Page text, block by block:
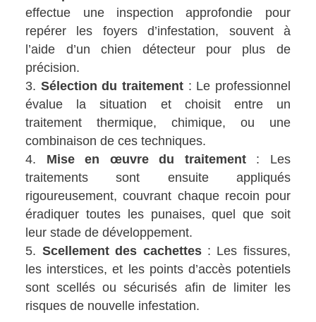
effectue une inspection approfondie pour
repérer les foyers d’infestation, souvent à
l’aide d’un chien détecteur pour plus de
précision.
Sélection du traitement : Le professionnel
évalue la situation et choisit entre un
traitement thermique, chimique, ou une
combinaison de ces techniques.
Mise en œuvre du traitement: Les
traitements sont ensuite appliqués
rigoureusement, couvrant chaque recoin pour
éradiquer toutes les punaises, quel que soit
leur stade de développement.
Scellement des cachettes: Les fissures,
les interstices, et les points d’accès potentiels
sont scellés ou sécurisés afin de limiter les
risques de nouvelle infestation.